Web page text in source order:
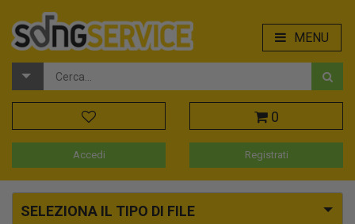
MENU
0
Accedi Registrati
SELEZIONA IL TIPO DI FILE